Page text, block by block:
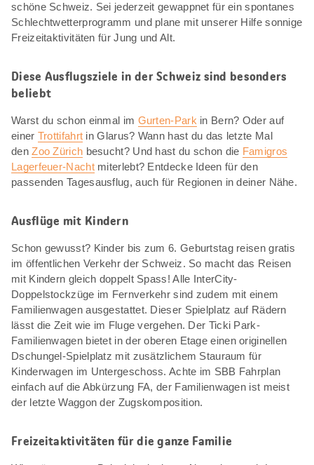
schöne Schweiz. Sei jederzeit gewappnet für ein spontanes
Schlechtwetterprogramm und plane mit unserer Hilfe sonnige
Freizeitaktivitäten für Jung und Alt.
Diese Ausflugsziele in der Schweiz sind besonders
beliebt
Warst du schon einmal im Gurten-Park in Bern? Oder auf
einer Trottifahrt in Glarus? Wann hast du das letzte Mal
denZoo Zürich besucht? Und hast du schon die Famigros
Lagerfeuer-Nachtmiterlebt? Entdecke Ideen für den
passenden Tagesausflug, auch für Regionen in deiner Nähe.
Ausflüge mit Kindern
Schon gewusst? Kinder bis zum 6. Geburtstag reisen gratis
im öffentlichen Verkehr der Schweiz. So macht das Reisen
mit Kindern gleich doppelt Spass! Alle InterCity-
Doppelstockzüge im Fernverkehr sind zudem mit einem
Familienwagen ausgestattet. Dieser Spielplatz auf Rädern
lässt die Zeit wie im Fluge vergehen. Der Ticki Park-
Familienwagen bietet in der oberen Etage einen originellen
Dschungel-Spielplatz mit zusätzlichem Stauraum für
Kinderwagen im Untergeschoss. Achte im SBB Fahrplan
einfach auf die Abkürzung FA, der Familienwagen ist meist
der letzte Waggon der Zugskomposition.
Freizeitaktivitäten für die ganze Familie